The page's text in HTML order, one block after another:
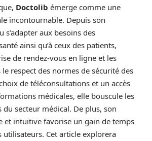
Doctolib émerge comme une
incontournable. Depuis son
s’adapter aux besoins des
ainsi qu’à ceux des patients,
de rendez-vous en ligne et les
respect des normes de sécurité des
de téléconsultations et un accès
médicales, elle bouscule les
secteur médical. De plus, son
et intuitive favorise un gain de temps
Cet article explorera